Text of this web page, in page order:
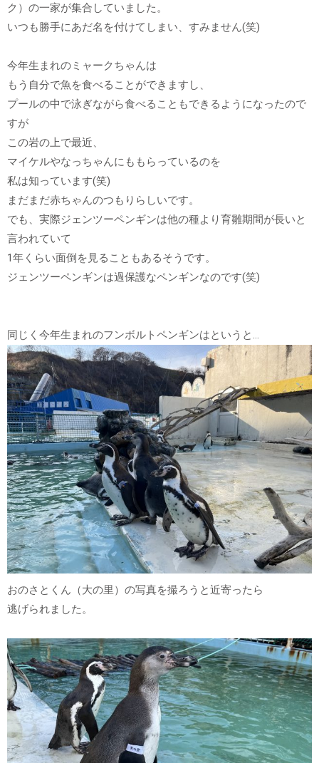
ク）の一家が集合していました。
いつも勝手にあだ名を付けてしまい、すみません(笑)
今年生まれのミャークちゃんは
もう自分で魚を食べることができますし、
プールの中で泳ぎながら食べることもできるようになったので
すが
この岩の上で最近、
マイケルやなっちゃんにももらっているのを
私は知っています(笑)
まだまだ赤ちゃんのつもりらしいです。
でも、実際ジェンツーペンギンは他の種より育雛期間が長いと
言われていて
1年くらい面倒を見ることもあるそうです。
ジェンツーペンギンは過保護なペンギンなのです(笑)
同じく今年生まれのフンボルトペンギンはというと…
おのさとくん（大の里）の写真を撮ろうと近寄ったら
逃げられました。